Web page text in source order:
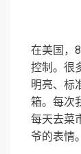
在美国，
控制。很
明亮、标
箱。每次
每天去菜
爷的表情。